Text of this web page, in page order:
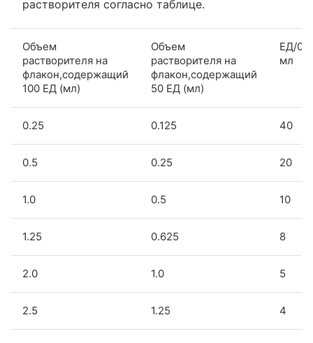
растворителя согласно таблице.
Объем
растворителя на
флакон,содержащий
100 ЕД (мл)
Объем
растворителя на
флакон,содержащий
50 ЕД (мл)
ЕД/0.1
мл
0.25 0.125 40
0.5 0.25 20
1.0 0.5 10
1.25 0.625 8
2.0 1.0 5
2.5 1.25 4